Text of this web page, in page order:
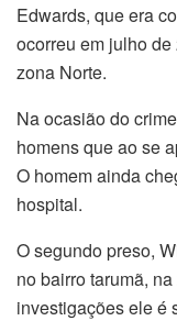
Edwards, que era
ocorreu em julho
zona Norte.
Na ocasião do
homens que ao se
O homem ainda
hospital.
O segundo preso,
no bairro tarumã,
investigações ele é